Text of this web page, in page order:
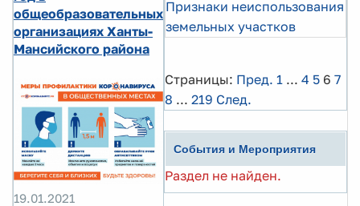
общеобразовательных
организациях Ханты-
Мансийского района
19.01.2021
Признаки неиспользования
земельных участков
Страницы: Пред. 1 ... 4 5 6 7
8 ... 219 След.
События и Мероприятия
Раздел не найден.